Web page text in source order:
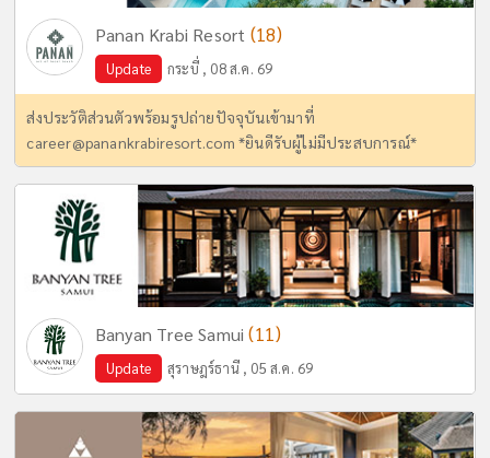
Panan Krabi Resort (18)
Update กระบี่ , 08 ส.ค. 69
ส่งประวัติส่วนตัวพร้อมรูปถ่ายปัจจุบันเข้ามาที่
career@panankrabiresort.com *ยินดีรับผู้ไม่มีประสบการณ์*
Banyan Tree Samui(11)
Update สุราษฎร์ธานี , 05 ส.ค. 69